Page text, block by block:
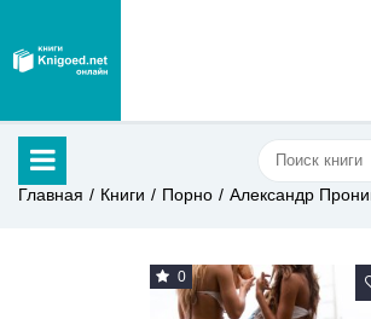
Главная Книги Порно Александр
0